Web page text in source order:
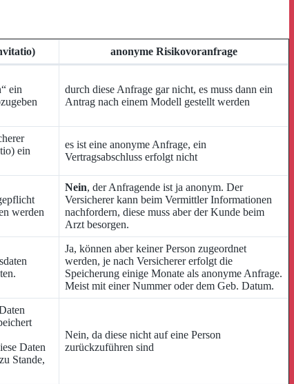
anonyme Risikovoranfrage
ein
durch diese Anfrage gar nicht, es muss dann ein
Antrag nach einem Modell gestellt werden
ein
es ist eine anonyme Anfrage, ein
Vertragsabschluss erfolgt nicht
werden
Nein, der Anfragende ist ja anonym. Der
Versicherer kann beim Vermittler Informationen
nachfordern, diese muss aber der Kunde beim
Arzt besorgen.
Ja, können aber keiner Person zugeordnet
werden, je nach Versicherer erfolgt die
Speicherung einige Monate als anonyme Anfrage.
Meist mit einer Nummer oder dem Geb. Datum.
Daten
Stande,
Nein, da diese nicht auf eine Person
zurückzuführen sind